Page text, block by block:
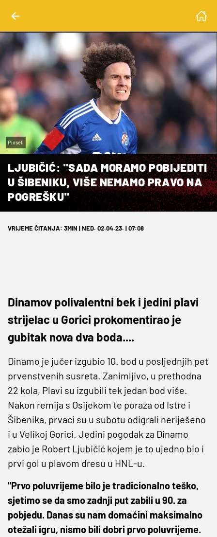
Pixsell
LJUBIČIĆ: "SADA MORAMO POBIJEDITI
U ŠIBENIKU, VIŠE NEMAMO PRAVO NA
POGREŠKU"
VRIJEME ČITANJA: 3MIN | NED. 02.04.23. | 07:08
Dinamov polivalentni bek i jedini plavi
strijelac u Gorici prokomentirao je
gubitak nova dva boda....
Dinamo je jučer izgubio 10. bod u posljednjih pet
prvenstvenih susreta. Zanimljivo, u prethodna
22 kola, Plavi su izgubili tek jedan bod više.
Nakon remija s Osijekom te poraza od Istre i
Šibenika, prvaci su u subotu odigrali neriješeno
i u Velikoj Gorici. Jedini pogodak za Dinamo
zabio je Robert Ljubičić kojem je to ujedno bio i
prvi gol u plavom dresu u HNL-u.
"Prvo poluvrijeme bilo je tradicionalno teško,
sjetimo se da smo zadnji put zabili u 90. za
pobjedu. Danas su nam domaćini maksimalno
otežali igru, nismo bili dobri prvo poluvrijeme.